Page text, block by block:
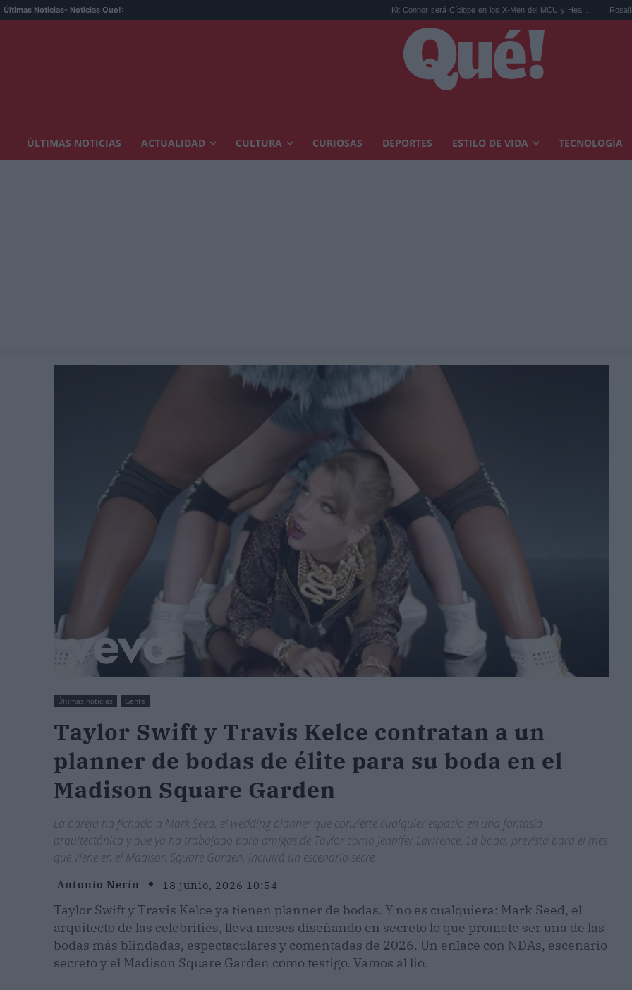
Últimas Noticias- Noticias Que!: Kit Connor será Cíclope en los X-Men del MCU y Hea... Rosalía en Buenos
ÚLTIMAS NOTICIAS ACTUALIDAD CULTURA CURIOSAS DEPORTES ESTILO DE VIDA TECNOLOGÍA
Últimas noticias Gente
Taylor Swift y Travis Kelce contratan a un
planner de bodas de élite para su boda en el
Madison Square Garden
La pareja ha fichado a Mark Seed, el wedding planner que convierte cualquier espacio en una fantasía
arquitectónica y que ya ha trabajado para amigas de Taylor como Jennifer Lawrence. La boda, prevista para el mes
que viene en el Madison Square Garden, incluirá un escenario secre
Antonio Nerín 18 junio, 2026 10:54
Taylor Swift y Travis Kelce ya tienen planner de bodas. Y no es cualquiera: Mark Seed, el
arquitecto de las celebrities, lleva meses diseñando en secreto lo que promete ser una de las
bodas más blindadas, espectaculares y comentadas de 2026. Un enlace con NDAs, escenario
secreto y el Madison Square Garden como testigo. Vamos al lío.